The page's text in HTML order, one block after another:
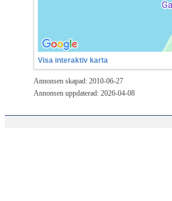
Visa interaktiv karta
Annonsen skapad: 2010-06-27
Annonsen uppdaterad: 2026-04-08